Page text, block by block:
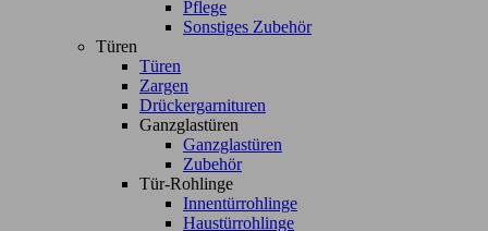
Pflege
Sonstiges Zubehör
Türen
Türen
Zargen
Drückergarnituren
Ganzglastüren
Ganzglastüren
Zubehör
Tür-Rohlinge
Innentürrohlinge
Haustürrohlinge